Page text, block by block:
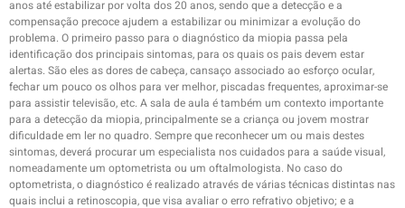
anos até estabilizar por volta dos 20 anos, sendo que a detecção e a
compensação precoce ajudem a estabilizar ou minimizar a evolução do
problema. O primeiro passo para o diagnóstico da miopia passa pela
identificação dos principais sintomas, para os quais os pais devem estar
alertas. São eles as dores de cabeça, cansaço associado ao esforço ocular,
fechar um pouco os olhos para ver melhor, piscadas frequentes, aproximar-se
para assistir televisão, etc. A sala de aula é também um contexto importante
para a detecção da miopia, principalmente se a criança ou jovem mostrar
dificuldade em ler no quadro. Sempre que reconhecer um ou mais destes
sintomas, deverá procurar um especialista nos cuidados para a saúde visual,
nomeadamente um optometrista ou um oftalmologista. No caso do
optometrista, o diagnóstico é realizado através de várias técnicas distintas nas
quais inclui a retinoscopia, que visa avaliar o erro refrativo objetivo; e a